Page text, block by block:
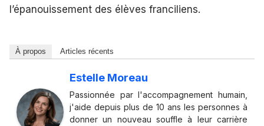
l’épanouissement des élèves franciliens.
À propos Articles récents
Estelle Moreau
Passionnée par l'accompagnement humain,
j'aide depuis plus de 10 ans les personnes à
donner un nouveau souffle à leur carrière